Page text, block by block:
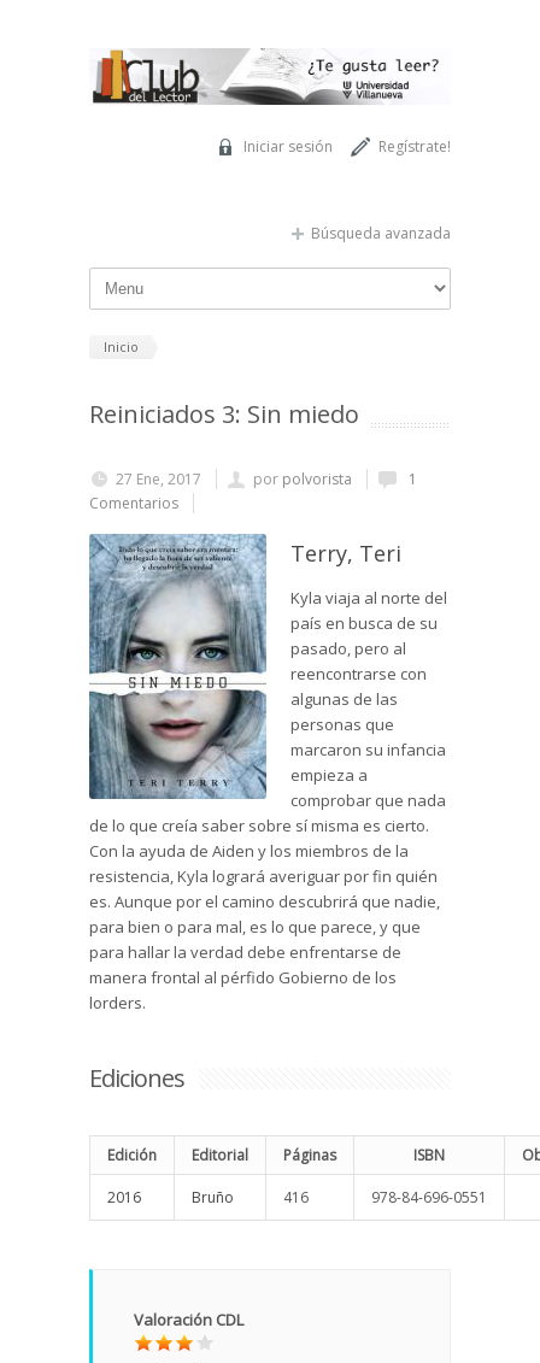
Regístrate!
Iniciar sesión
Búsqueda avanzada
Inicio
Reiniciados 3: Sin miedo
27 Ene, 2017 por polvorista
1
Comentarios
Terry, Teri
Kyla viaja al norte del
país en busca de su
pasado, pero al
reencontrarse con
algunas de las
personas que
marcaron su infancia
empieza a
comprobar que nada
de lo que creía saber sobre sí misma es cierto.
Con la ayuda de Aiden y los miembros de la
resistencia, Kyla logrará averiguar por fin quién
es. Aunque por el camino descubrirá que nadie,
para bien o para mal, es lo que parece, y que
para hallar la verdad debe enfrentarse de
manera frontal al pérfido Gobierno de los
lorders.
Ediciones
Edición Editorial Páginas ISBN
2016 Bruño 416 978-84-696-0551
Valoración CDL